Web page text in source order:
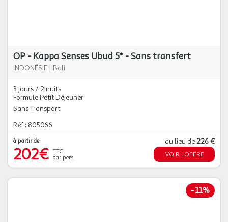
OP - Kappa Senses Ubud 5* - Sans transfert
INDONÉSIE | Bali
3 jours / 2 nuits
Formule Petit Déjeuner
Sans Transport
Réf : 805066
à partir de
202€ TTC
par pers.
au lieu de 226 €
VOIR L'OFFRE
-11%